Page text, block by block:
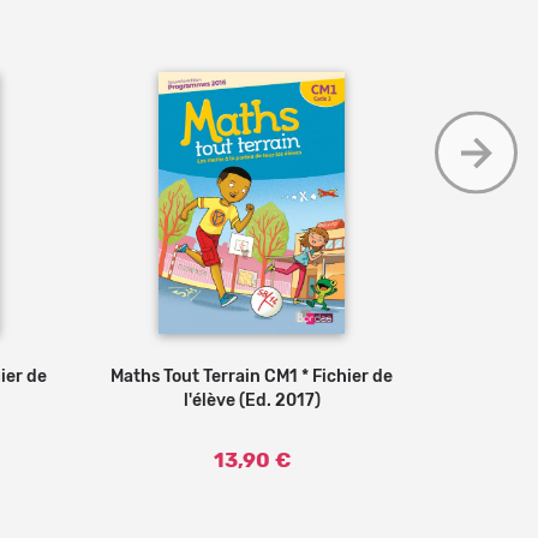
de
Ajouter au panier
Maths Tout Terrain CM1 * Fichier de
l'élève (Ed. 2017)
13,90 €